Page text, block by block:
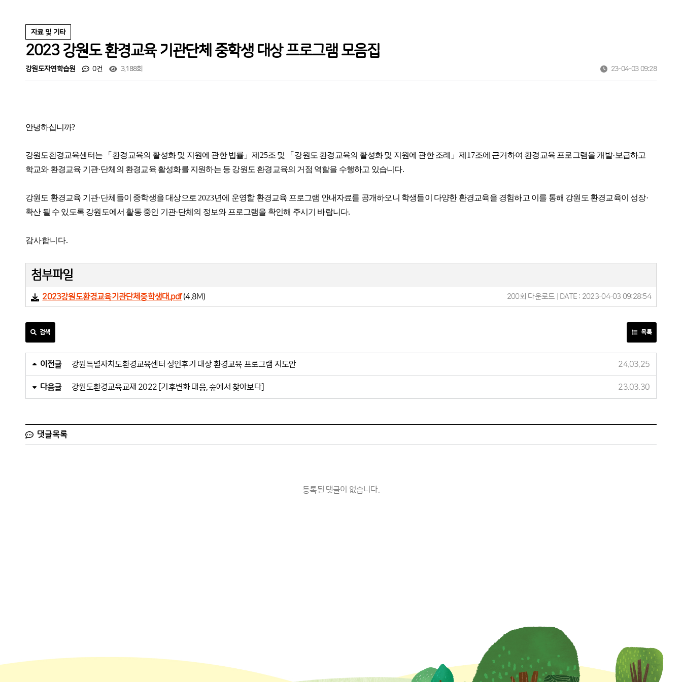
자료 및 기타
2023 강원도 환경교육 기관단체 중학생 대상 프로그램 모음집
강원도자연학습원 0건 3,188회 23-04-03 09:28
안녕하십니까?
강원도환경교육센터는 「 환경교육의 활성화 및 지원에 관한 법률 」제 25조 및 「 강원도 환경교육의 활성화 및 지원에 관한 조례 」제 17조에 근거하여 환경교육 프로그램을 개발· 보급하고
학교와 환경교육 기관·단체의 환경교육 활성화를 지원하는 등 강원도 환경교육의 거점 역할을 수행하고 있습니다.
강원도 환경교육 기관·단체들이 중학생을 대상으로 2023년에 운영할 환경교육 프로그램 안내자료를 공개하오니 학생들이 다양한 환경교육을 경험하고 이를 통해 강원도 환경교육이 성장·
확산 될 수 있도록 강원도에서 활동 중인 기관·단체의 정보와 프로그램을 확인해 주시기 바랍니다.
감사합니다.
첨부파일
2023강원도환경교육기관단체중학생대.pdf(4.8M) 200회 다운로드 | DATE : 2023-04-03 09:28:54
검색 목록
이전글 강원특별자치도환경교육센터 성인후기 대상 환경교육 프로그램 지도안 24.03.25
다음글 강원도환경교육교재 2022 [기후변화 대응, 숲에서 찾아보다] 23.03.30
댓글목록
등록된 댓글이 없습니다.